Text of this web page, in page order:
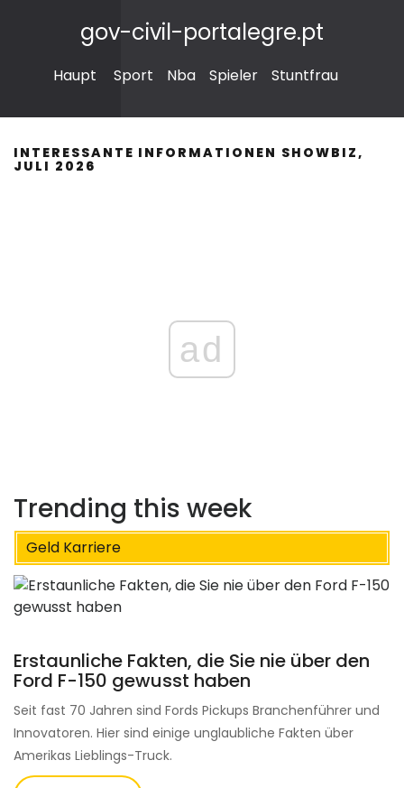
gov-civil-portalegre.pt
Haupt Sport Nba Spieler Stuntfrau
INTERESSANTE INFORMATIONEN SHOWBIZ,
JULI 2026
ad
Trending this week
Geld Karriere
Erstaunliche Fakten, die Sie nie über den
Ford F-150 gewusst haben
Seit fast 70 Jahren sind Fords Pickups Branchenführer und
Innovatoren. Hier sind einige unglaubliche Fakten über
Amerikas Lieblings-Truck.